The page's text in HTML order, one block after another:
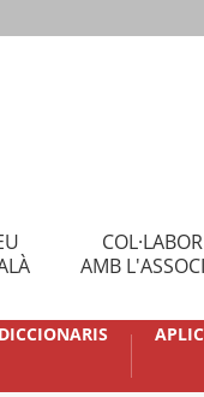
AMB
DICCIONARIS